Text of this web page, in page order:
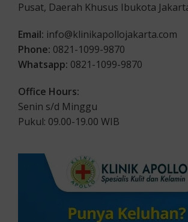
Pusat, Daerah Khusus Ibukota
Email: info@klinikapollojakarta.com
Phone: 0821-1099-9870
Whatsapp: 0821-1099-9870
Office Hours:
Senin s/d Minggu
Pukul: 09.00-19.00 WIB